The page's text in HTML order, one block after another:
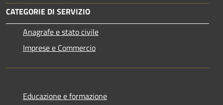
CATEGORIE DI SERVIZIO
Anagrafe e stato civile
Imprese e Commercio
Educazione e formazione